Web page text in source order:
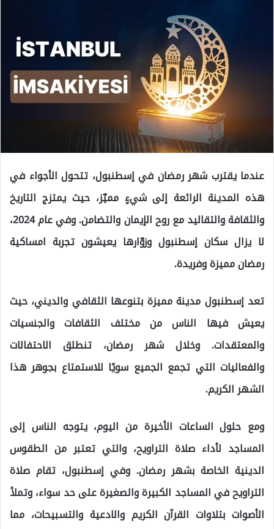
عندما يقترب شهر رمضان في إسطنبول، تتحول الأجواء في
هذه المدينة الرائعة إلى شيءٍ مميّز، حيث يمتزج التاريخ
والثقافة والتقاليد مع روح الإيمان والتضامن. وفي عام 2024،
لا يزال سكان إسطنبول وزوّارها يعيشون تجربة امساكية
رمضان مميزة وفريدة.
تعد إسطنبول مدينة مميزة بتنوعها الثقافي والديني، حيث
يعيش فيها الناس من مختلف الثقافات والجنسيات
والمعتقدات. وخلال شهر رمضان، تنطلق الاحتفالات
والفعاليات التي تجمع الجميع سويًا للاستمتاع بجوهر هذا
الشهر الكريم.
ومع حلول الساعات الأخيرة من اليوم، يتوجه الناس إلى
المساجد لأداء صلاة التراويح، والتي تعتبر من الطقوس
الدينية الخاصة بشهر رمضان. وفي إسطنبول، تقام صلاة
التراويح في المساجد الكبيرة والصغيرة على حد سواء، وتملأ
الأصوات بتلاوات القرآن الكريم والادعية والتسبيحات، مما